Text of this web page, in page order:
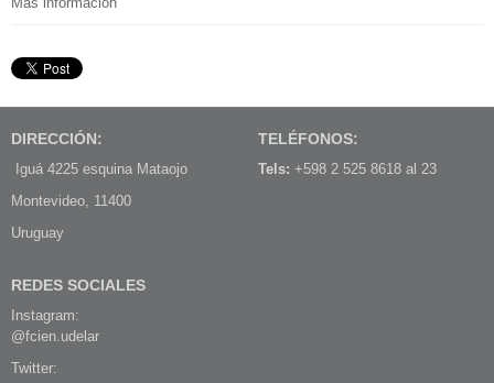
DIRECCIÓN:
Iguá 4225 esquina Mataojo
Montevideo, 11400
Uruguay
TELÉFONOS:
Tels: +598 2 525 8618 al 23
REDES SOCIALES
Instagram:
@fcien.udelar
Twitter: